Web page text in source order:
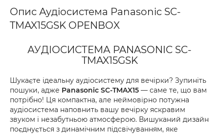
Опис Аудіосистема Panasonic SC-
TMAX15GSK OPENBOX
АУДІОСИСТЕМА PANASONIC SC-
TMAX15GSK
Шукаєте ідеальну аудіосистему для вечірки? Зупиніть
пошуки, адже Panasonic SC-TMAX15 — саме те, що вам
потрібно! Ця компактна, але неймовірно потужна
аудіосистема наповнить вашу вечірку яскравим
звуком і незабутньою атмосферою. Вишуканий дизайн
поєднується з динамічним підсвічуванням, яке